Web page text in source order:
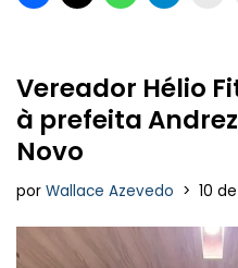
Vereador Hélio
à prefeita
Novo
por Wallace Azevedo 10